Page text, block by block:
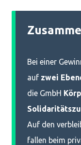
Bei einer
auf zwei
die GmbH
Auf den
fallen beim